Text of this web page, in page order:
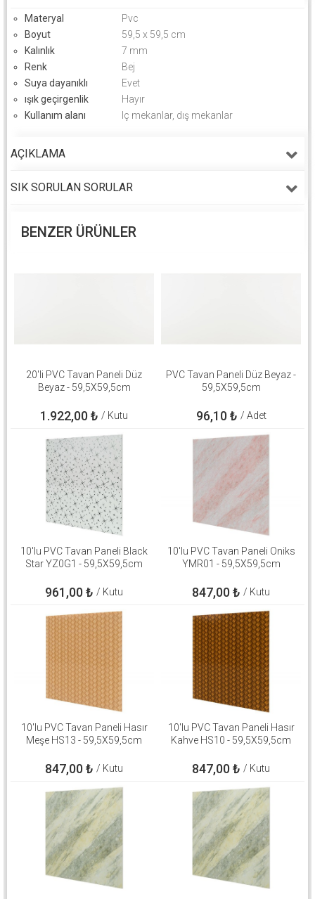
Materyal
Pvc
Boyut
59,5 x 59,5 cm
Kalınlık
7 mm
Renk
Bej
Suya dayanıklı
Evet
ışık geçirgenlik
Hayır
Kullanım alanı
Iç mekanlar, dış mekanlar
AÇIKLAMA
SIK SORULAN SORULAR
BENZER ÜRÜNLER
20'li PVC Tavan Paneli Düz
Beyaz - 59,5X59,5cm
1.922,00₺ / Kutu
PVC Tavan Paneli Düz Beyaz -
59,5X59,5cm
96,10₺ / Adet
10'lu PVC Tavan Paneli Black
Star YZ0G1 - 59,5X59,5cm
961,00₺ / Kutu
10'lu PVC Tavan Paneli Oniks
YMR01 - 59,5X59,5cm
847,00₺ / Kutu
10'lu PVC Tavan Paneli Hasır
Meşe HS13 - 59,5X59,5cm
847,00₺ / Kutu
10'lu PVC Tavan Paneli Hasır
Kahve HS10 - 59,5X59,5cm
847,00₺ / Kutu